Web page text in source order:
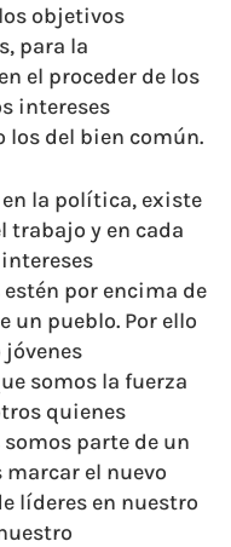
objetivos
para la
el proceder de los
intereses
del bien común.
la política, existe
trabajo y en cada
por encima de
un pueblo. Por ello
somos la fuerza
quienes
parte de un
el nuevo
líderes en nuestro